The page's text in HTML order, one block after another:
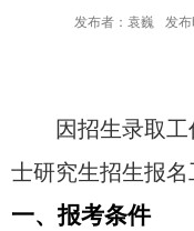
发布者：袁巍 发
因招生录取
士研究生招生报名
一、报考条件